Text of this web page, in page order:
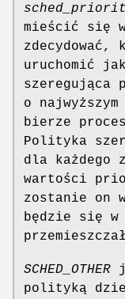
mieścić się
zdecydować,
uruchomić
szeregująca
o
bierze
Polityka
dla każdego
wartości
zostanie on
będzie się
SCHED_OTHER
polityką